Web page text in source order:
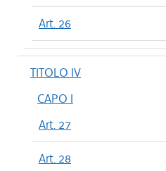
Art. 26
TITOLO IV
CAPO I
Art. 27
Art. 28